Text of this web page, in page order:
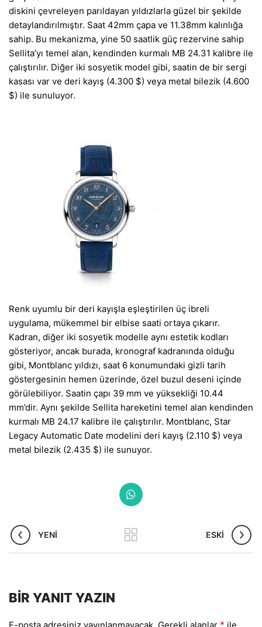
diskini çevreleyen parıldayan yıldızlarla güzel bir şekilde
detaylandırılmıştır. Saat 42mm çapa ve 11.38mm kalınlığa
sahip. Bu mekanizma, yine 50 saatlik güç rezervine sahip
Sellita’yı temel alan, kendinden kurmalı MB 24.31 kalibre ile
çalıştırılır. Diğer iki sosyetik model gibi, saatin de bir sergi
kasası var ve deri kayış (4.300 $) veya metal bilezik (4.600
$) ile sunuluyor.
Renk uyumlu bir deri kayışla eşleştirilen üç ibreli
uygulama, mükemmel bir elbise saati ortaya çıkarır.
Kadran, diğer iki sosyetik modelle aynı estetik kodları
gösteriyor, ancak burada, kronograf kadranında olduğu
gibi, Montblanc yıldızı, saat 6 konumundaki gizli tarih
göstergesinin hemen üzerinde, özel buzul deseni içinde
görülebiliyor. Saatin çapı 39 mm ve yüksekliği 10.44
mm’dir. Aynı şekilde Sellita hareketini temel alan kendinden
kurmalı MB 24.17 kalibre ile çalıştırılır. Montblanc, Star
Legacy Automatic Date modelini deri kayış (2.110 $) veya
metal bilezik (2.435 $) ile sunuyor.
YENI ESKI
BIR YANIT YAZIN
*